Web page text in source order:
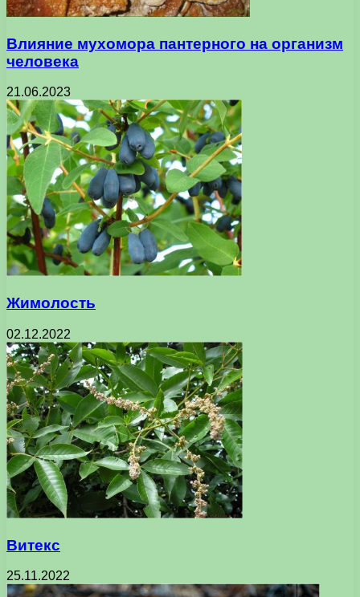
Влияние мухомора пантерного на организм
человека
21.06.2023
Жимолость
02.12.2022
Витекс
25.11.2022